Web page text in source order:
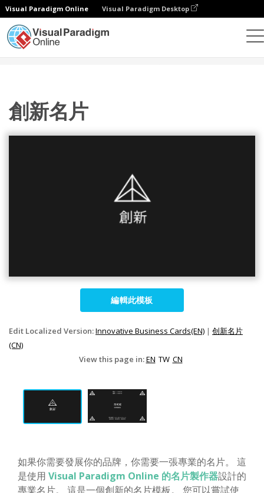
Visual Paradigm Online Visual Paradigm Desktop
創新名片
編輯此模板
Edit Localized Version:Innovative Business Cards(EN) | 创新名片
(CN)
View this page in:EN TW CN
如果你需要發展你的品牌，你需要一張專業的名片。 這
是使用 Visual Paradigm Online 的名片製作器設計的
專業名片。 這是一個創新的名片模板。 您可以嘗試使